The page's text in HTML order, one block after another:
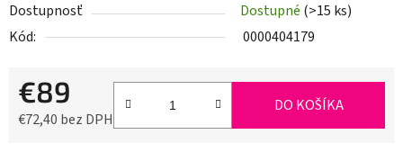
Dostupnosť Dostupné (>15 ks)
Kód:
0000404179
€89
€72,40 bez DPH
DO KOŠÍKA